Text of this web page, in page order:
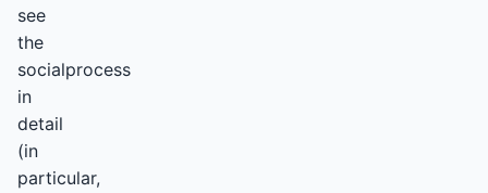
see
the
socialprocess
in
detail
(in
particular,